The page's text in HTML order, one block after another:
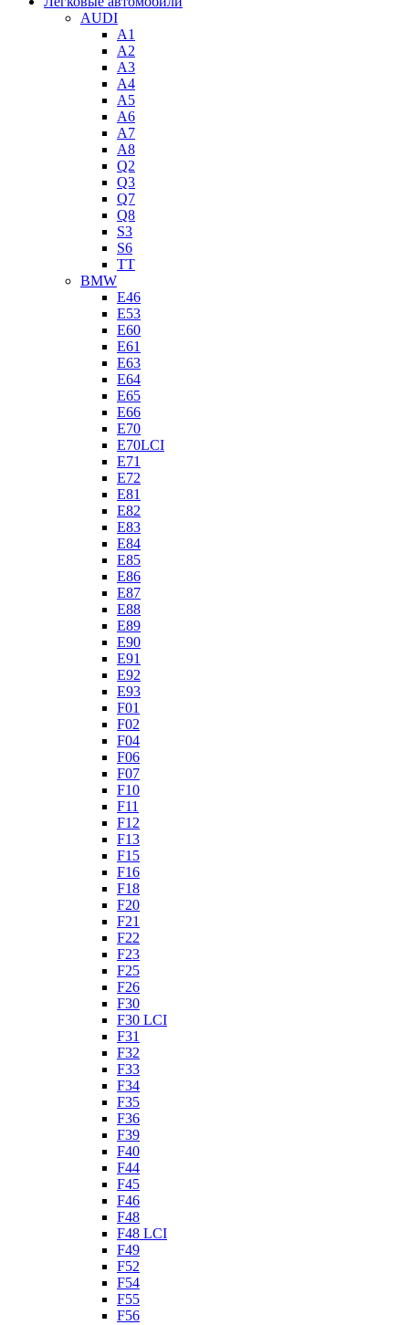
AUDI
A1
A2
A3
A4
A5
A6
A7
A8
Q2
Q3
Q7
Q8
S3
S6
TT
BMW
E46
E53
E60
E61
E63
E64
E65
E66
E70
E70LCI
E71
E72
E81
E82
E83
E84
E85
E86
E87
E88
E89
E90
E91
E92
E93
F01
F02
F04
F06
F07
F10
F11
F12
F13
F15
F16
F18
F20
F21
F22
F23
F25
F26
F30
F30 LCI
F31
F32
F33
F34
F35
F36
F39
F40
F44
F45
F46
F48
F48 LCI
F49
F52
F54
F55
F56